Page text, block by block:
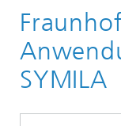
Digitale
SYMILA